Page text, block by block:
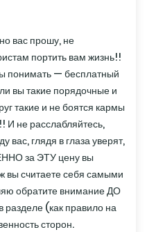
вас прошу, не
портить вам жизнь!!
понимать — бесплатный
вы такие порядочные и
такие и не боятся кармы
И не расслабляйтесь,
вас, глядя в глаза уверят,
за ЭТУ цену вы
вы считаете себя самыми
обратите внимание ДО
разделе (как правило на
сторон.